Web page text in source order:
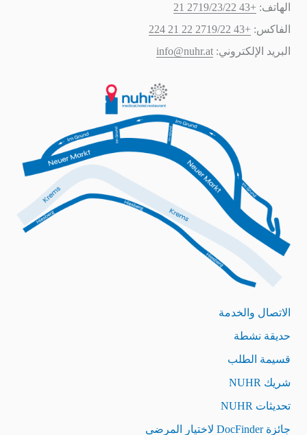
الهاتف: +43 2719/23/22 21
الفاكس: +43 2719/22 22 21 224
البريد الإلكتروني: info@nuhr.at
الاتصال والخدمة
حديقة نشطة
قسيمة الطلب
شريك NUHR
تحديثات NUHR
جائزة DocFinder لاختيار المرضى